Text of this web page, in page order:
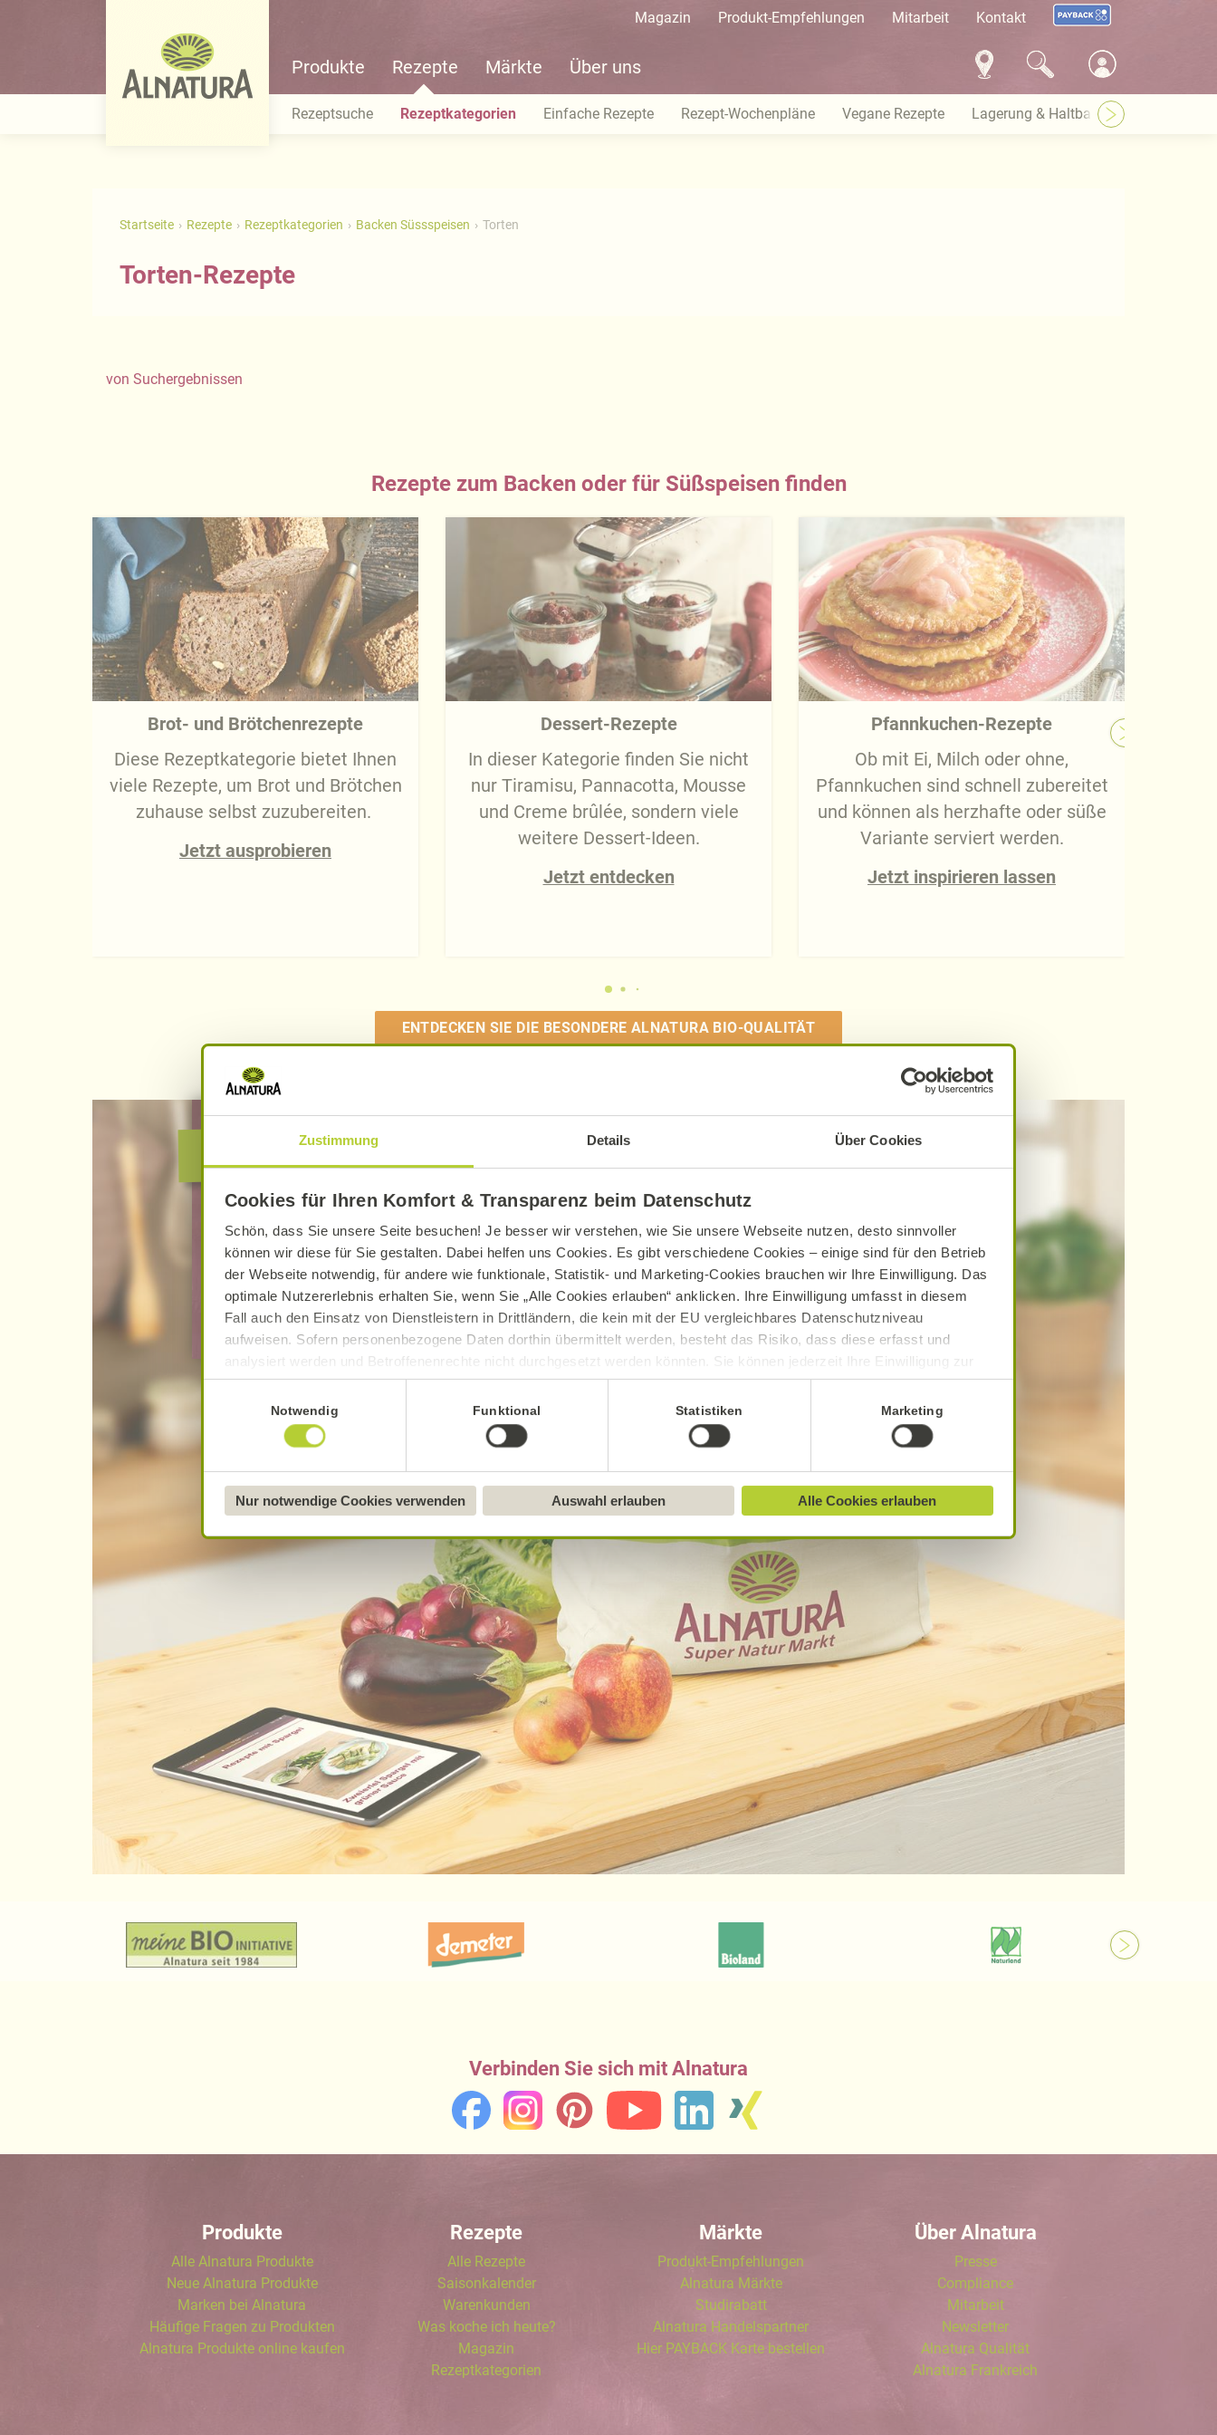
Zustimmung Details Über Cookies
Cookies für Ihren Komfort & Transparenz beim Datenschutz
Schön, dass Sie unsere Seite besuchen! Je besser wir verstehen, wie Sie unsere Webseite nutzen, desto sinnvoller
können wir diese für Sie gestalten. Dabei helfen uns Cookies. Es gibt verschiedene Cookies – einige sind für den Betrieb
der Webseite notwendig, für andere wie funktionale, Statistik- und Marketing-Cookies brauchen wir Ihre Einwilligung. Das
optimale Nutzererlebnis erhalten Sie, wenn Sie „Alle Cookies erlauben“ anklicken. Ihre Einwilligung umfasst in diesem
Fall auch den Einsatz von Dienstleistern in Drittländern, die kein mit der EU vergleichbares Datenschutzniveau
aufweisen. Sofern personenbezogene Daten dorthin übermittelt werden, besteht das Risiko, dass diese erfasst und
analysiert werden und Betroffenenrechte nicht durchgesetzt werden könnten. Sie können jederzeit Ihre Einwilligung zur
Datenverarbeitung und -übermittlung widerrufen und Tools deaktivieren. Ausführliche Informationen finden Sie in unserer
Datenschutzerklärung
Näheres über uns erfahren Sie in unseremImpressum
Notwendig Funktional Statistiken Marketing
Nur notwendige Cookies verwenden Auswahl erlauben Alle Cookies erlauben
Magazin Produkt-Empfehlungen Mitarbeit Kontakt
Produkte Rezepte Märkte Über uns
Rezeptsuche Rezeptkategorien Einfache Rezepte Rezept-Wochenpläne Vegane Rezepte Lagerung & Haltbarkeit
Startseite Rezepte Rezeptkategorien Backen Süssspeisen Torten
Torten-Rezepte
von Suchergebnissen
Rezepte zum Backen oder für Süßspeisen finden
Brot- und Brötchenrezepte
Diese Rezeptkategorie bietet Ihnen
viele Rezepte, um Brot und Brötchen
zuhause selbst zuzubereiten.
Jetzt ausprobieren
Dessert-Rezepte
In dieser Kategorie finden Sie nicht
nur Tiramisu, Pannacotta, Mousse
und Creme brûlée, sondern viele
weitere Dessert-Ideen.
Jetzt entdecken
Pfannkuchen-Rezepte
Ob mit Ei, Milch oder ohne,
Pfannkuchen sind schnell zubereitet
und können als herzhafte oder süße
Variante serviert werden.
Jetzt inspirieren lassen
ENTDECKEN SIE DIE BESONDERE ALNATURA BIO-QUALITÄT
Alnatura verbindet!
… mich zum Newsletter anmelden
… mich zu Mein Alnatura anmelden
Verbinden Sie sich mit Alnatura
Produkte
Alle Alnatura Produkte
Neue Alnatura Produkte
Marken bei Alnatura
Häufige Fragen zu Produkten
Alnatura Produkte online kaufen
Rezepte
Alle Rezepte
Saisonkalender
Warenkunden
Was koche ich heute?
Magazin
Rezeptkategorien
Märkte
Produkt-Empfehlungen
Alnatura Märkte
Studirabatt
Alnatura Handelspartner
Hier PAYBACK Karte bestellen
Über Alnatura
Presse
Compliance
Mitarbeit
Newsletter
Alnatura Qualität
Alnatura Frankreich